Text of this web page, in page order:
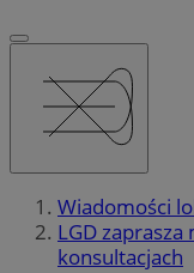
Wiadomości
LGD zaprasza
konsultacjach